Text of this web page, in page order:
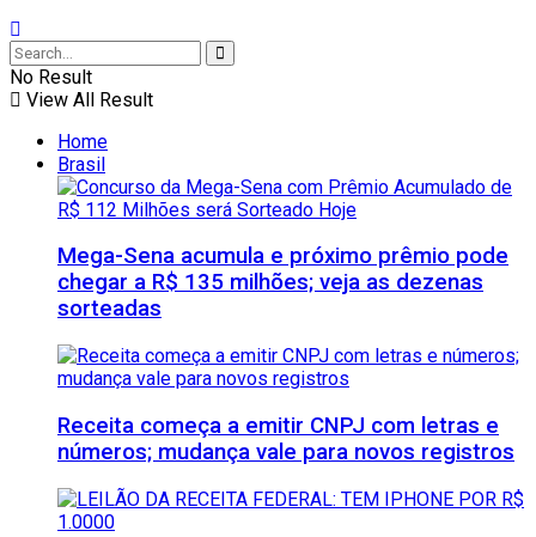
No Result
View All Result
Home
Brasil
Mega-Sena acumula e próximo prêmio pode
chegar a R$ 135 milhões; veja as dezenas
sorteadas
Receita começa a emitir CNPJ com letras e
números; mudança vale para novos registros